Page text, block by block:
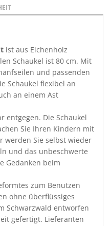
ist aus Eichenholz
Schaukel ist 80 cm. Mit
und passenden
Schaukel flexibel an
an einem Ast
entgegen. Die Schaukel
Sie Ihren Kindern mit
werden Sie selbst wieder
und das unbeschwerte
Gedanken beim
zum Benutzen
ohne überflüssiges
Schwarzwald entworfen
gefertigt. Lieferanten